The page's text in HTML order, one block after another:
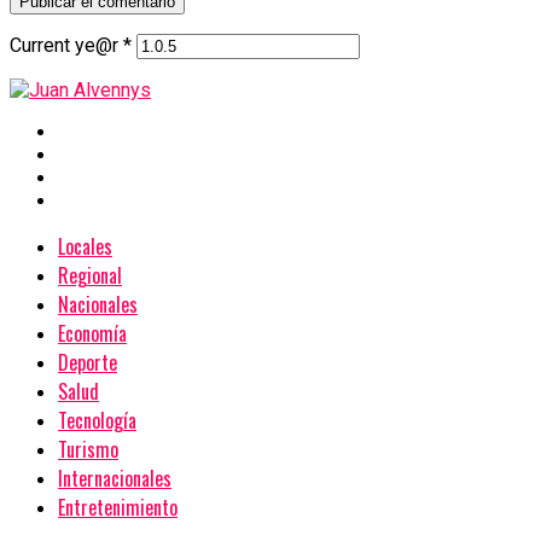
Current ye@r *
Locales
Regional
Nacionales
Economía
Deporte
Salud
Tecnología
Turismo
Internacionales
Entretenimiento